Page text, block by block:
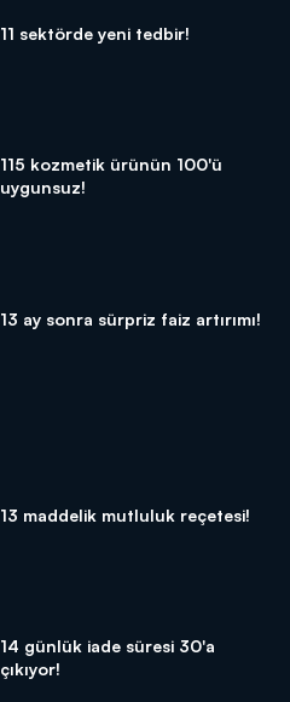
11 sektörde yeni tedbir!
115 kozmetik ürünün 100'ü
uygunsuz!
13 ay sonra sürpriz faiz artırımı!
13 maddelik mutluluk reçetesi!
14 günlük iade süresi 30'a
çıkıyor!